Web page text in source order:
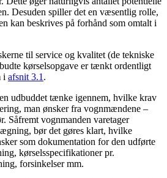
Desuden spiller det en væsentlig rolle,
kan beskrives på forhånd som omtalt i
til service og kvalitet (de tekniske
kørselsopgave er tænkt ordentligt
i afsnit 3.1 .
udbuddet tænke igennem, hvilke krav
man ønsker fra vognmændene –
Såfremt vognmanden varetager
bør det gøres klart, hvilke
som dokumentation for den udførte
kørselsspecifikationer pr.
forsinkelser mm.